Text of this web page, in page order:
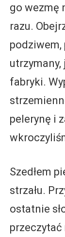
go wezmę
razu.
podziwem,
utrzymany,
fabryki.
pelerynę i
Szedłem
strzału.
ostatnie
przeczytać